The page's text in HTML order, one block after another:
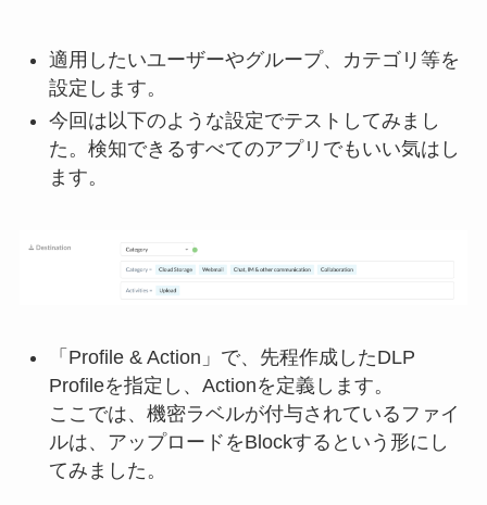
適用したいユーザーやグループ、カテゴリ等を
設定します。
今回は以下のような設定でテストしてみまし
た。検知できるすべてのアプリでもいい気はし
ます。
「Profile & Action」で、先程作成したDLP
Profileを指定し、Actionを定義します。
ここでは、機密ラベルが付与されているファイ
ルは、アップロードをBlockするという形にし
てみました。